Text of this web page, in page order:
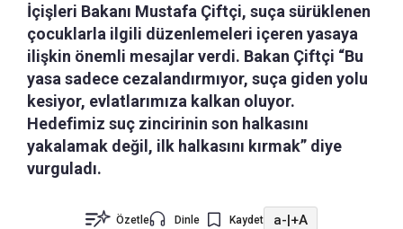
İçişleri Bakanı Mustafa Çiftçi, suça sürüklenen
çocuklarla ilgili düzenlemeleri içeren yasaya
ilişkin önemli mesajlar verdi. Bakan Çiftçi “Bu
yasa sadece cezalandırmıyor, suça giden yolu
kesiyor, evlatlarımıza kalkan oluyor.
Hedefimiz suç zincirinin son halkasını
yakalamak değil, ilk halkasını kırmak” diye
vurguladı.
Özetle Dinle Kaydet a-|+A